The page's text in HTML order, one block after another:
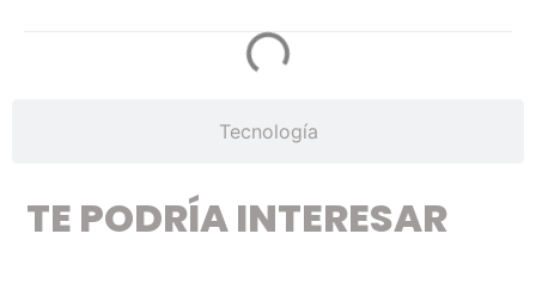
Tecnología
TE PODRÍA INTERESAR